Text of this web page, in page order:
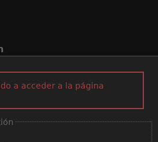
a acceder a la página